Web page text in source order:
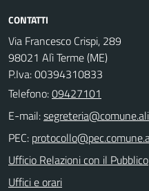
CONTATTI
Via Francesco Crispi, 289
98021 Alì Terme (ME)
P.Iva: 00394310833
Telefono:09427101
E-mail:
PEC:
Ufficio Relazioni con il Pubblico
Uffici e orari